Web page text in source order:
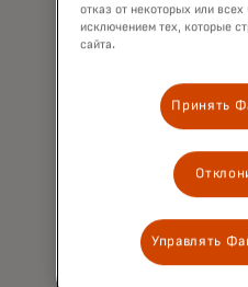
Kids4Tech™
Самая масштабная
программа для
Подробнееopens
отказ от некоторых или
исключением тех, которые
сайта.
Принять
Управлять